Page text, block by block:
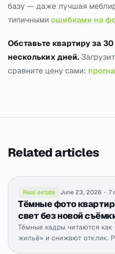
базу — даже лучшая
типичными ошибками на
Обставьте квартиру за
нескольких дней.
сравните цену сами:
Related articles
Real estate June 23, 2026 · 7
Тёмные фото
свет без новой
Тёмные кадры читаются как
жильё» и снижают отклик.